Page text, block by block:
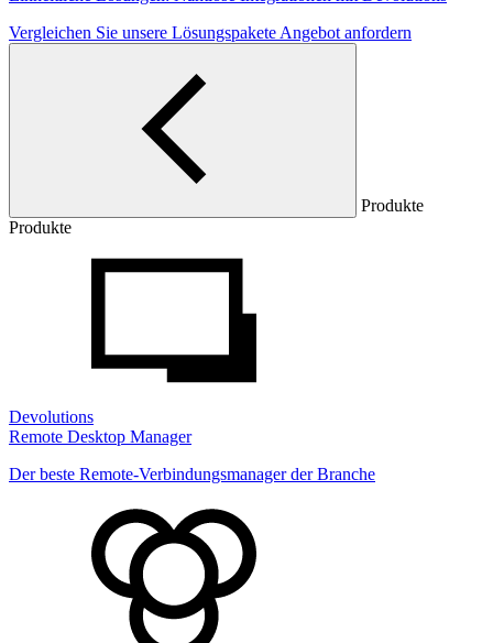
Vergleichen Sie unsere Lösungspakete Angebot anfordern
Produkte
Produkte
Devolutions
Remote Desktop Manager
Der beste Remote-Verbindungsmanager der Branche